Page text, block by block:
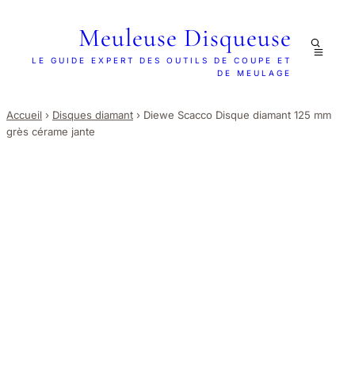
Meuleuse Disqueuse
LE GUIDE EXPERT DES OUTILS DE COUPE ET
DE MEULAGE
Accueil › Disques diamant › Diewe Scacco Disque diamant 125 mm
grès cérame jante